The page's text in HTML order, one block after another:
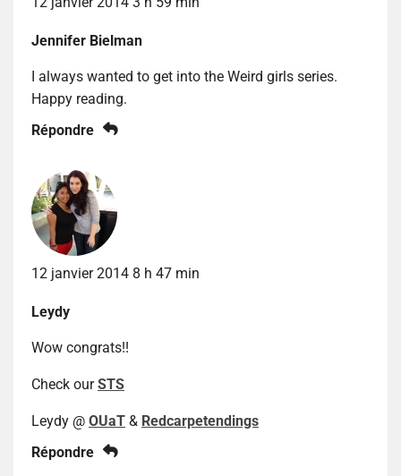
Jennifer Bielman
I always wanted to get into the Weird girls series.
Happy reading.
Répondre
12 janvier 2014 8 h 47 min
Leydy
Wow congrats!!
Check ourSTS
Leydy @ OUaT & Redcarpetendings
Répondre